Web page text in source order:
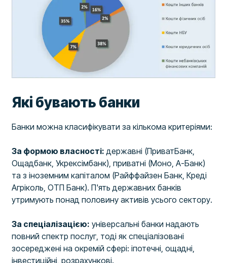
Які бувають банки
Банки можна класифікувати за кількома критеріями:
За формою власності: державні (ПриватБанк,
Ощадбанк, Укрексімбанк), приватні (Моно, А-Банк)
та з іноземним капіталом (Райффайзен Банк, Креді
Агріколь, ОТП Банк). П'ять державних банків
утримують понад половину активів усього сектору.
За спеціалізацією: універсальні банки надають
повний спектр послуг, тоді як спеціалізовані
зосереджені на окремій сфері: іпотечні, ощадні,
інвестиційні, розрахункові.